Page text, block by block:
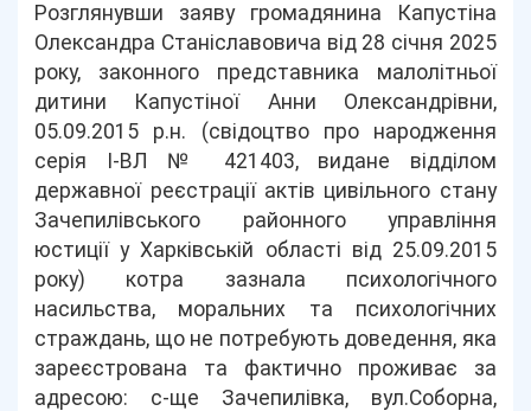
Розглянувши заяву громадянина Капустіна
Олександра Станіславовича від 28 січня 2025
року, законного представника малолітньої
дитини Капустіної Анни Олександрівни,
05.09.2015 р.н. (свідоцтво про народження
серія І-ВЛ № 421403, видане відділом
державної реєстрації актів цивільного стану
Зачепилівського районного управління
юстиції у Харківській області від 25.09.2015
року) котра зазнала психологічного
насильства, моральних та психологічних
страждань, що не потребують доведення, яка
зареєстрована та фактично проживає за
адресою: с-ще Зачепилівка, вул.Соборна,